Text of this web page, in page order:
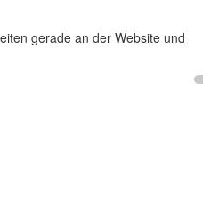
gerade an der Website und